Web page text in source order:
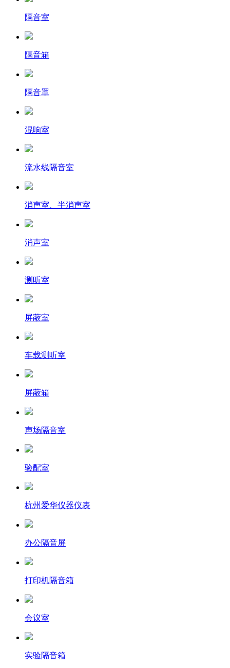
隔音室
隔音箱
隔音罩
混响室
流水线隔音室
消声室、半消声室
消声室
测听室
屏蔽室
车载测听室
屏蔽箱
声场隔音室
验配室
杭州爱华仪器仪表
办公隔音屏
打印机隔音箱
会议室
实验隔音箱